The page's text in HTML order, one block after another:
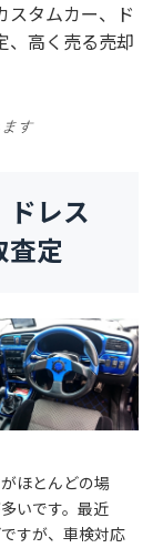
スタムカー、ド
、高く売る売却
ドレス
査定
ほとんどの場
いです。最近
すが、車検対応